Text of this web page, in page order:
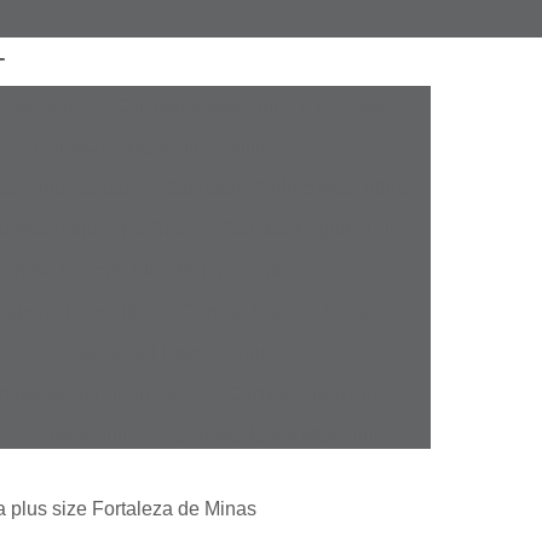
Camisa Masculina Manga Longa
plus size Fortaleza de Minas